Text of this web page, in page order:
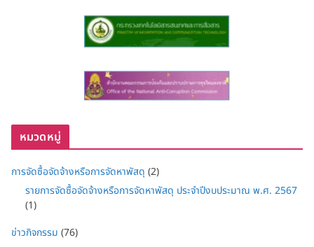
หมวดหมู่
การจัดซื้อจัดจ้างหรือการจัดหาพัสดุ (2)
รายการจัดซื้อจัดจ้างหรือการจัดหาพัสดุ ประจำปีงบประมาณ พ.ศ. 2567
(1)
ข่าวกิจกรรม (76)